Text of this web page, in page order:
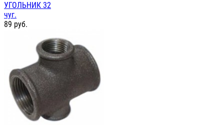
УГОЛЬНИК 32
чуг.
89 руб.